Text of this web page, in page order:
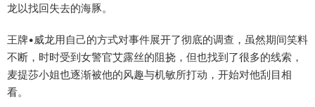
龙以找回失去的海豚。
王牌•威龙用自己的方式对事件展开了彻底的调查，虽然期间笑料
不断，时时受到女警官艾露丝的阻挠，但也找到了很多的线索，
麦提莎小姐也逐渐被他的风趣与机敏所打动，开始对他刮目相
看。